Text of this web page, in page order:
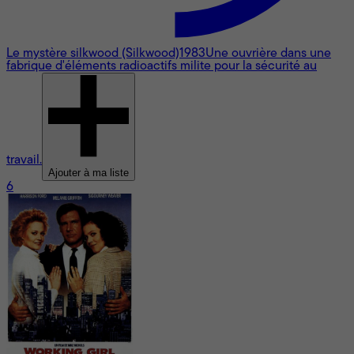
Le mystère silkwood (Silkwood)1983Une ouvrière dans une
fabrique d'éléments radioactifs milite pour la sécurité au
travail.
Ajouter à ma liste
6